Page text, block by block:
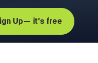
Up— it's free